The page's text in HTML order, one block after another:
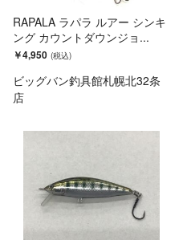
RAPALA ラパラ ルアー シンキ
ング カウントダウンジョ...
￥4,950
ビッグバン釣具館札幌北32条
店